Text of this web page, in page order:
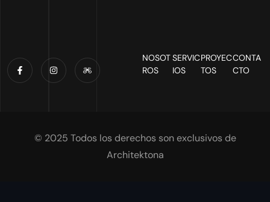
NOSOT
ROS
SERVIC
IOS
PROYEC
TOS
CONTA
CTO
© 2025 Todos los derechos son exclusivos de
Architektona